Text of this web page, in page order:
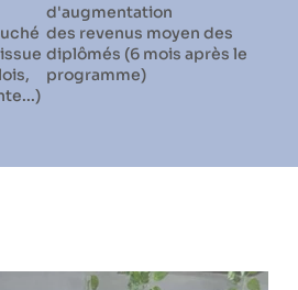
d'augmentation
des revenus moyen des
diplômés (6 mois après le
programme)